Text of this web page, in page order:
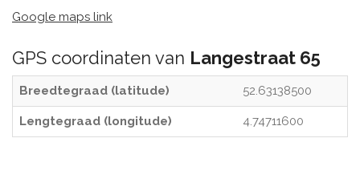
Google maps link
GPS coordinaten van Langestraat 65
Breedtegraad (latitude) 52.63138500
Lengtegraad (longitude) 4.74711600